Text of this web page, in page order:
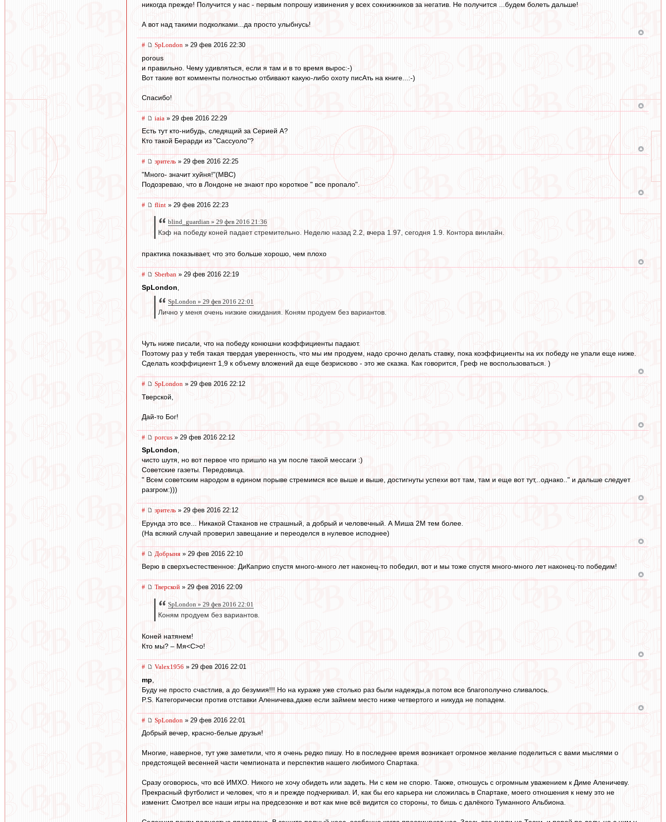
никогда прежде! Получится у нас - первым попрошу извинения у всех сокнижников за негатив. Не получится ...будем болеть дальше!
А вот над такими подколками...да просто улыбнусь!
# SpLondon » 29 фев 2016 22:30
porous
и правильно. Чему удивляться, если я там и в то время вырос:-)
Вот такие вот комменты полностью отбивают какую-либо охотy писАть на книге...:-)
Спасибо!
# iaia » 29 фев 2016 22:29
Есть тут кто-нибудь, следящий за Серией А?
Кто такой Берарди из "Сассуоло"?
# зpитель » 29 фев 2016 22:25
"Много- значит хуйня!"(МВС)
Подозреваю, что в Лондоне не знают про короткое " все пропало".
# flint » 29 фев 2016 22:23
blind_guardian » 29 фев 2016 21:36
Кэф на победу коней падает стремительно. Неделю назад 2.2, вчера 1.97, сегодня 1.9. Контора винлайн.
практика показывает, что это больше хорошо, чем плохо
# Sberban » 29 фев 2016 22:19
SpLondon
SpLondon » 29 фев 2016 22:01
Лично у меня очень низкие ожидания. Коням продуем без вариантов.
Чуть ниже писали, что на победу конюшни коэффициенты падают.
Поэтому раз у тебя такая твердая уверенность, что мы им продуем, надо срочно делать ставку, пока коэффициенты на их победу не упали еще ниже.
Сделать коэффициент 1,9 к объему вложений да еще безрисково - это же сказка. Как говорится, Греф не воспользоваться. )
# SpLondon » 29 фев 2016 22:12
Тверской,
Дай-то Бог!
# porcus » 29 фев 2016 22:12
SpLondon
чисто шутя, но вот первое что пришло на ум после такой мессаги :)
Советские газеты. Передовица.
" Всем советским народом в едином порыве стремимся все выше и выше, достигнуты успехи вот там, там и еще вот тут,..однако.." и дальше следует
разгром:)))
# зpитель » 29 фев 2016 22:12
Ерунда это все... Никакой Стаканов не страшный, а добрый и человечный. А Миша 2М тем более.
(На всякий случай проверил завещание и переоделся в нулевое исподнее)
# Добрыня » 29 фев 2016 22:10
Верю в сверхъестественное: ДиКаприо спустя много-много лет наконец-то победил, вот и мы тоже спустя много-много лет наконец-то победим!
# Тверской » 29 фев 2016 22:09
SpLondon » 29 фев 2016 22:01
Коням продуем без вариантов.
Коней натянем!
Кто мы? – Мя<С>о!
# Valex1956 » 29 фев 2016 22:01
mp
Буду не просто счастлив, а до безумия!!! Но на кураже уже столько раз были надежды,а потом все благополучно сливалось.
P.S. Категорически против отставки Аленичева,даже если займем место ниже четвертого и никуда не попадем.
# SpLondon » 29 фев 2016 22:01
Добрый вечер, красно-белые друзья!
Многие, наверное, тут уже заметили, что я очень редко пишу. Но в последнее время возникает огромное желание поделиться с вами мыслями о
предстоящей весенней части чемпионата и перспектив нашего любимого Спартака.
Сразу оговорюсь, что всё ИМХО. Никого не хочу обидеть или задеть. Ни с кем не спорю. Также, отношусь с огромным уважением к Диме Аленичеву.
Прекрасный футболист и человек, что я и прежде подчеркивал. И, как бы его карьера ни сложилась в Спартаке, моего отношения к нему это не
изменит. Смотрел все наши игры на предсезонке и вот как мне всё видится со стороны, то бишь с далёкого Туманного Альбиона.